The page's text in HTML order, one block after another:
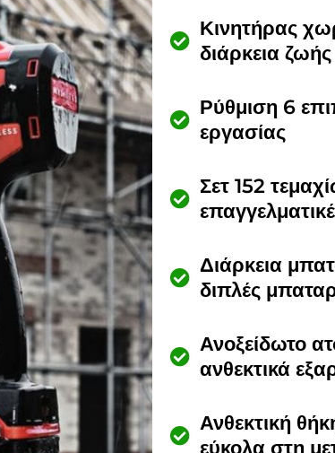
Κινητήρας
διάρκεια
Ρύθμιση 6
εργασίας
Σετ 152
Διάρκεια
διπλές
Ανοξείδωτο
ανθεκτικά
Ανθεκτική
εύκολα στη